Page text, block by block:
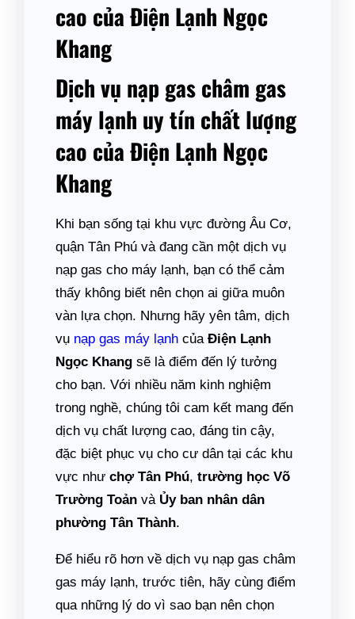
cao của Điện Lạnh Ngọc
Khang
Dịch vụ nạp gas châm gas
máy lạnh uy tín chất lượng
cao của Điện Lạnh Ngọc
Khang
Khi bạn sống tại khu vực đường Âu Cơ,
quận Tân Phú và đang cần một dịch vụ
nạp gas cho máy lạnh, bạn có thể cảm
thấy không biết nên chọn ai giữa muôn
vàn lựa chọn. Nhưng hãy yên tâm, dịch
vụ nạp gas máy lạnh của Điện Lạnh
Ngọc Khang sẽ là điểm đến lý tưởng
cho bạn. Với nhiều năm kinh nghiệm
trong nghề, chúng tôi cam kết mang đến
dịch vụ chất lượng cao, đáng tin cậy,
đặc biệt phục vụ cho cư dân tại các khu
vực như chợ Tân Phú, trường học Võ
Trường Toản và Ủy ban nhân dân
phường Tân Thành.
Để hiểu rõ hơn về dịch vụ nạp gas châm
gas máy lạnh, trước tiên, hãy cùng điểm
qua những lý do vì sao bạn nên chọn